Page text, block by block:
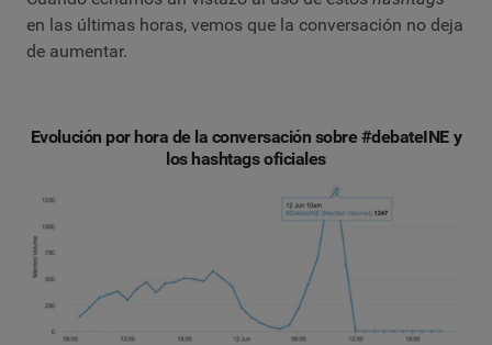
en las últimas horas, vemos que la conversación no deja
de aumentar.
Evolución por hora de la conversación sobre #debateINE y
los hashtags oficiales